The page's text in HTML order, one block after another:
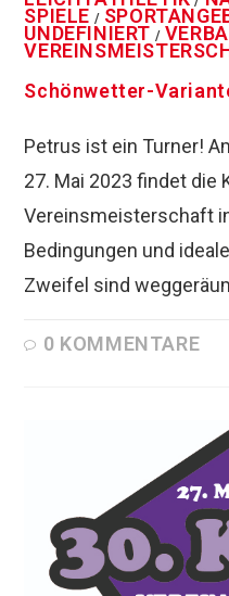
SPIELE /
UNDEFINIERT /
Schönwetter-
Petrus ist ein Turner!
27. Mai 2023 findet die
Vereinsmeisterschaft
Bedingungen und
Zweifel sind
0 KOMMENTARE